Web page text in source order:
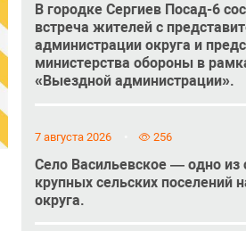
В городке Сергиев Посад-6
встреча жителей с
администрации округа и
министерства обороны в
«Выездной администрации».
7 августа 2026 256
Село Васильевское — одно из
крупных сельских поселений
округа.